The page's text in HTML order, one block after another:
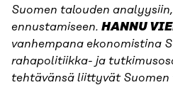
Suomen talouden
ennustamiseen. HANNU
vanhempana ekonomistina
rahapolitiikka- ja
tehtävänsä liittyvät